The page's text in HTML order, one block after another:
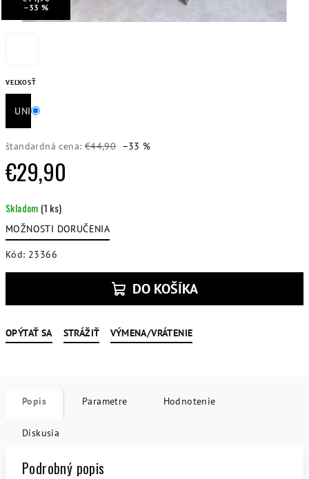
VEĽKOSŤ
UNI
štandardná cena: €44,90 –33 %
€29,90
cena:
Skladom (1 ks)
MOŽNOSTI DORUČENIA
Kód: 23366
DO KOŠÍKA
OPÝTAŤ SA STRÁŽIŤ VÝMENA/VRÁTENIE
–33 %
Popis Parametre Hodnotenie
Diskusia
Podrobný popis